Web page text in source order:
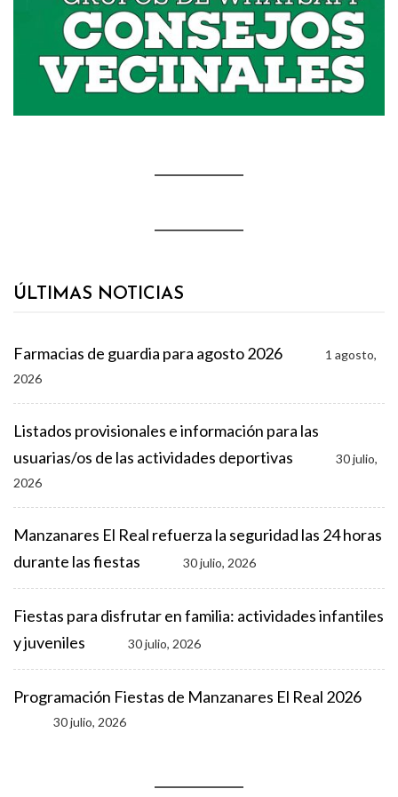
ÚLTIMAS NOTICIAS
Farmacias de guardia para agosto 2026
1 agosto,
2026
Listados provisionales e información para las
usuarias/os de las actividades deportivas
30 julio,
2026
Manzanares El Real refuerza la seguridad las 24 horas
durante las fiestas
30 julio, 2026
Fiestas para disfrutar en familia: actividades infantiles
y juveniles
30 julio, 2026
Programación Fiestas de Manzanares El Real 2026
30 julio, 2026